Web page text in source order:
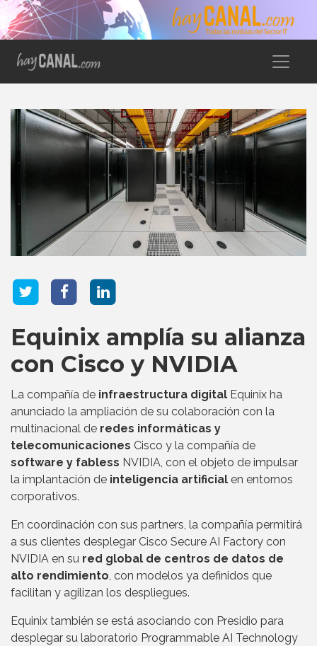
Equinix amplía su alianza
con Cisco y NVIDIA
La compañía de infraestructura digital Equinix ha
anunciado la ampliación de su colaboración con la
multinacional de redes informáticas y
telecomunicaciones Cisco y la compañía de
software y fabless NVIDIA, con el objeto de impulsar
la implantación de inteligencia artificial en entornos
corporativos.
En coordinación con sus partners, la compañía permitirá
a sus clientes desplegar Cisco Secure AI Factory con
NVIDIA en su red global de centros de datos de
alto rendimiento, con modelos ya definidos que
facilitan y agilizan los despliegues.
Equinix también se está asociando con Presidio para
desplegar su laboratorio Programmable AI Technology